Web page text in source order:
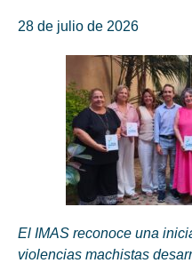
28 de julio de 2026
El IMAS reconoce una
violencias machistas